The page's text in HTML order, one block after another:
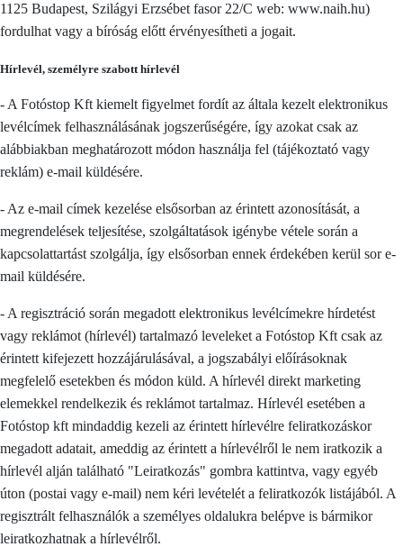
1125 Budapest, Szilágyi Erzsébet fasor 22/C web: www.naih.hu)
fordulhat vagy a bíróság előtt érvényesítheti a jogait.
Hírlevél, személyre szabott hírlevél
- A Fotóstop Kft kiemelt figyelmet fordít az általa kezelt elektronikus
levélcímek felhasználásának jogszerűségére, így azokat csak az
alábbiakban meghatározott módon használja fel (tájékoztató vagy
reklám) e-mail küldésére.
- Az e-mail címek kezelése elsősorban az érintett azonosítását, a
megrendelések teljesítése, szolgáltatások igénybe vétele során a
kapcsolattartást szolgálja, így elsősorban ennek érdekében kerül sor e-
mail küldésére.
- A regisztráció során megadott elektronikus levélcímekre hírdetést
vagy reklámot (hírlevél) tartalmazó leveleket a Fotóstop Kft csak az
érintett kifejezett hozzájárulásával, a jogszabályi előírásoknak
megfelelő esetekben és módon küld. A hírlevél direkt marketing
elemekkel rendelkezik és reklámot tartalmaz. Hírlevél esetében a
Fotóstop kft mindaddig kezeli az érintett hírlevélre feliratkozáskor
megadott adatait, ameddig az érintett a hírlevélről le nem iratkozik a
hírlevél alján található "Leiratkozás" gombra kattintva, vagy egyéb
úton (postai vagy e-mail) nem kéri levételét a feliratkozók listájából. A
regisztrált felhasználók a személyes oldalukra belépve is bármikor
leiratkozhatnak a hírlevélről.